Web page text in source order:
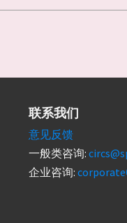
联系我们
意见反馈
一般类咨询:
企业咨询: